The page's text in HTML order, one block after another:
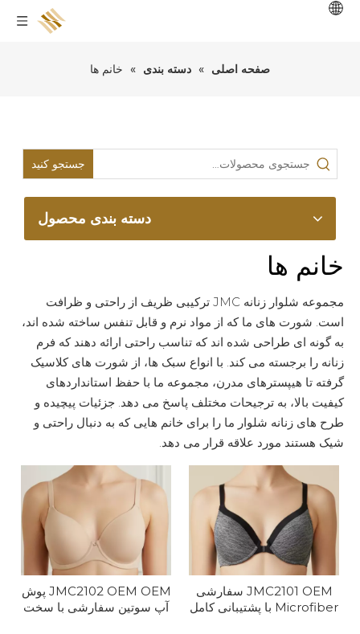
صفحه اصلی » دسته بندی » خانم ها
جستجو کنید
دسته بندی محصول
خانم ها
مجموعه شلوار زنانه JMC ترکیبی ظریف از راحتی و ظرافت
است. شورت های ما که از مواد نرم و قابل تنفس ساخته شده اند،
به گونه ای طراحی شده اند که تناسب راحتی ارائه دهند که فرم
زنانه را برجسته می کند. با انواع سبک ها، از شورت های کلاسیک
گرفته تا هیپسترهای مدرن، مجموعه ما با حفظ استانداردهای
کیفیت بالا، به ترجیحات مختلف پاسخ می دهد. جزئیات پیچیده و
طرح های زنانه شلوار ما را برای خانم هایی که به دنبال راحتی و
شیک هستند مورد علاقه قرار می دهد.
JMC2101 OEM سفارشی
Microfiber با پشتیبانی کامل
JMC2102 OEM OEM پوش
آپ سوتین سفارشی با سخت